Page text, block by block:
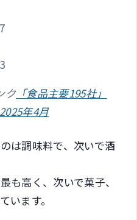
ク「食品主要195社」
年4月
は調味料で、次いで酒
も高く、次いで菓子、
います。